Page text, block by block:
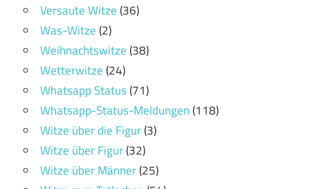
Versaute Witze(36)
Was-Witze(2)
Weihnachtswitze(38)
Wetterwitze(24)
Whatsapp Status(71)
Whatsapp-Status-Meldungen(118)
Witze über die Figur(3)
Witze über Figur(32)
Witze über Männer(25)